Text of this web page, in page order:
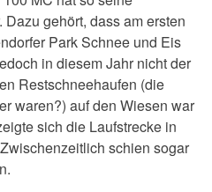
gehört, dass am ersten
Park Schnee und Eis
in diesem Jahr nicht der
Restschneehaufen (die
waren?) auf den Wiesen war
sich die Laufstrecke in
schien sogar